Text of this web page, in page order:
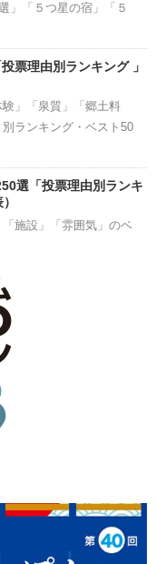
」「５つ星の宿」「５
票理由別ランキング 」
験」「泉質」「郷土料
ランキング・ベスト50
選「投票理由別ランキ
「施設」「雰囲気」のベ